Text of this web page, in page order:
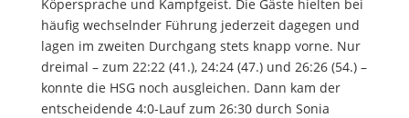
Köpersprache und Kampfgeist. Die Gäste hielten bei
häufig wechselnder Führung jederzeit dagegen und
lagen im zweiten Durchgang stets knapp vorne. Nur
dreimal – zum 22:22 (41.), 24:24 (47.) und 26:26 (54.) –
konnte die HSG noch ausgleichen. Dann kam der
entscheidende 4:0-Lauf zum 26:30 durch Sonia